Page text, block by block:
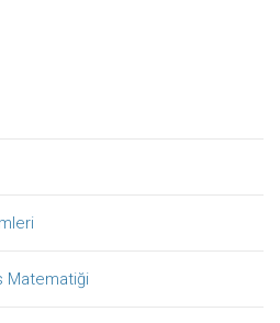
Matematiği